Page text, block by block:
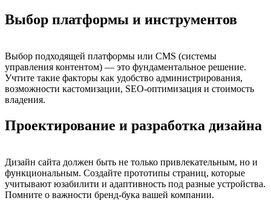
Выбор платформы и инструментов
Выбор подходящей платформы или CMS (системы
управления контентом) — это фундаментальное решение.
Учтите такие факторы как удобство администрирования,
возможности кастомизации, SEO-оптимизация и стоимость
владения.
Проектирование и разработка дизайна
Дизайн сайта должен быть не только привлекательным, но и
функциональным. Создайте прототипы страниц, которые
учитывают юзабилити и адаптивность под разные устройства.
Помните о важности бренд-бука вашей компании.